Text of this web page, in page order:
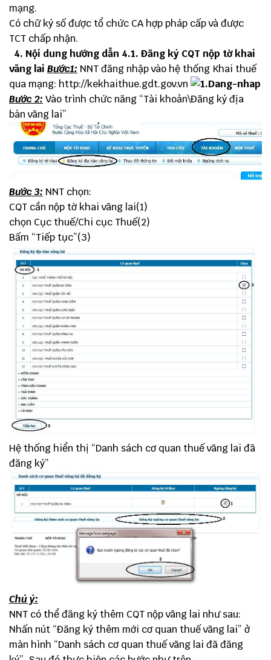
mạng.
Có chữ ký số được tổ chức CA hợp pháp cấp và được
TCT chấp nhận.
4. Nội dung hướng dẫn 4.1. Đăng ký CQT nộp tờ khai
vãng lai Bước1: NNT đăng nhập vào hệ thống Khai thuế
qua mạng: http://kekhaithue.gdt.gov.vn
Bước 2: Vào trình chức năng “Tài khoản\Đăng ký địa
bàn vãng lai”
Bước 3: NNT chọn:
CQT cần nộp tờ khai vãng lai(1)
chọn Cục thuế/Chi cục Thuế(2)
Bấm “Tiếp tục”(3)
Hệ thống hiển thị “Danh sách cơ quan thuế vãng lai đã
đăng ký”
Chú ý:
NNT có thể đăng ký thêm CQT nộp vãng lai như sau:
Nhấn nút “Đăng ký thêm mới cơ quan thuế vãng lai” ở
màn hình “Danh sách cơ quan thuế vãng lai đã đăng